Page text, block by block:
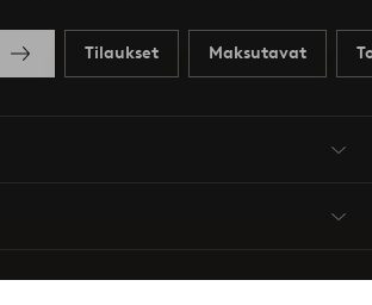
Tilaukset Maksutavat